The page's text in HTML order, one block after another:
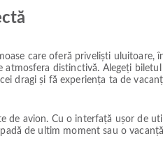
care oferă priveliști uluitoare,
atmosfera distinctivă. Alegeți
dragi și fă experiența ta de
de avion. Cu o interfață ușor de
de ultim moment sau o